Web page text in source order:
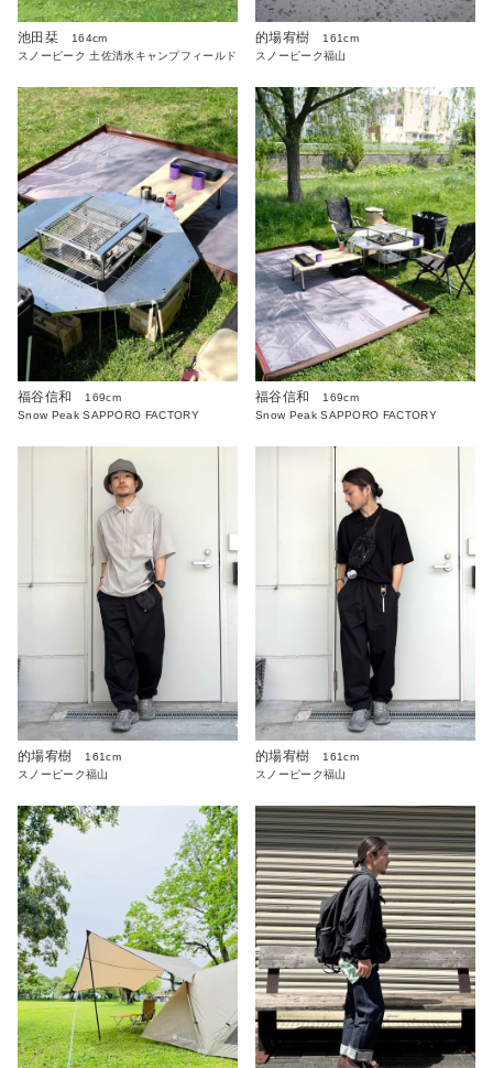
池田栞
164cm
スノーピーク 土佐清水キャンプフィールド
的場宥樹
161cm
スノーピーク福山
福谷信和
169cm
Snow Peak SAPPORO FACTORY
福谷信和
169cm
Snow Peak SAPPORO FACTORY
的場宥樹
161cm
スノーピーク福山
的場宥樹
161cm
スノーピーク福山